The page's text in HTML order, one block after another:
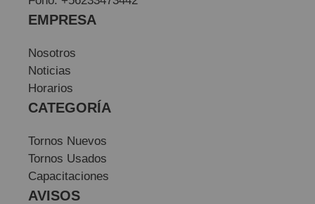
EMPRESA
Nosotros
Noticias
Horarios
CATEGORÍA
Tornos Nuevos
Tornos Usados
Capacitaciones
AVISOS